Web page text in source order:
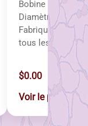
Bobine : 225 m
Diamètre du fil :
Fabriqué en
tous les fils Fil
$0.00
Voir le produit